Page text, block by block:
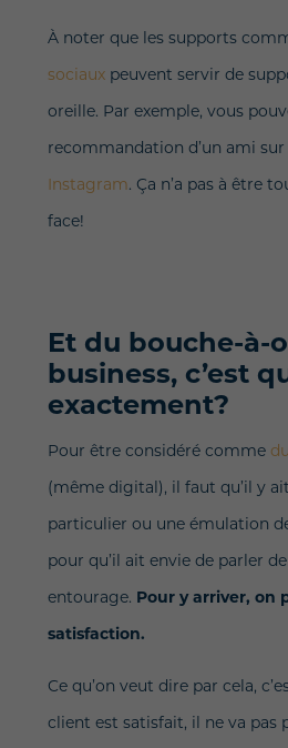
À noter que les supports
sociauxpeuvent servir de
oreille. Par exemple, vous
recommandation d’un ami sur
Instagram. Ça n’a pas à être
face!
Et du bouche-à-
business, c’est
exactement?
Pour être considéré comme du
(même digital), il faut qu’il y
particulier ou une émulation
pour qu’il ait envie de parler
entourage. Pour y arriver, on
satisfaction.
Ce qu’on veut dire par cela,
client est satisfait, il ne va pas